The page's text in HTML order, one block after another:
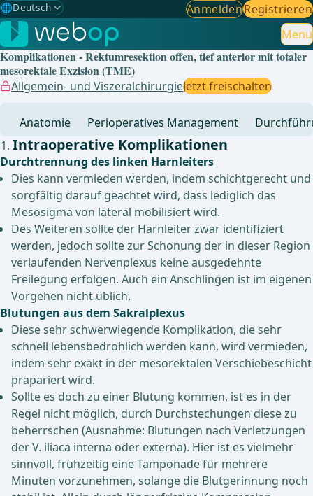
🌐Deutsch
Gewählte Sprache: Deutsch
🇩🇪 Deutsch ✓
🇬🇧English
🇪🇸Spanisch
🇧🇷Brasilianisch
AnmeldenRegistrieren
Menu
Komplikationen - Rektumresektion offen, tief anterior mit totaler
mesorektale Exzision (TME)
Allgemein- und ViszeralchirurgieJetzt freischalten
Anatomie Perioperatives Management
Intraoperative Komplikationen
Durchtrennung des linken Harnleiters
Dies kann vermieden werden, indem schichtgerecht und
sorgfältig darauf geachtet wird, dass lediglich das
Mesosigma von lateral mobilisiert wird.
Des Weiteren sollte der Harnleiter zwar identifiziert
werden, jedoch sollte zur Schonung der in dieser Region
verlaufenden Nervenplexus keine ausgedehnte
Freilegung erfolgen. Auch ein Anschlingen ist im eigenen
Vorgehen nicht üblich.
Blutungen aus dem Sakralplexus
Diese sehr schwerwiegende Komplikation, die sehr
schnell lebensbedrohlich werden kann, wird vermieden,
indem sehr exakt in der mesorektalen Verschiebeschicht
präpariert wird.
Sollte es doch zu einer Blutung kommen, ist es in der
Regel nicht möglich, durch Durchstechungen diese zu
beherrschen (Ausnahme: Blutungen nach Verletzungen
der V. iliaca interna oder externa). Hier ist es vielmehr
sinnvoll, frühzeitig eine Tamponade für mehrere
Minuten vorzunehmen, solange die Blutgerinnung noch